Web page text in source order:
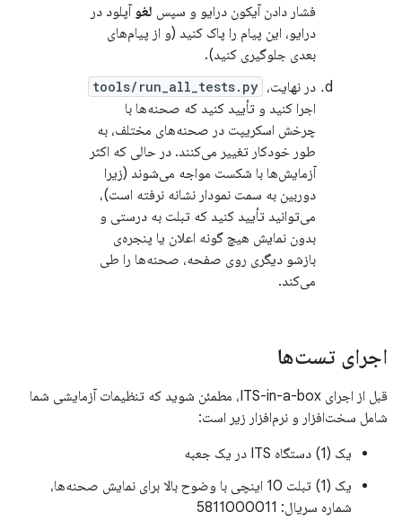
فشار دادن آیکون درایو و سپس لغو آپلود در
درایو، این پیام را پاک کنید (و از پیام‌های
بعدی جلوگیری کنید).
در نهایت، tools/run_all_tests.py
اجرا کنید و تأیید کنید که صحنه‌ها با
چرخش اسکریپت در صحنه‌های مختلف، به
طور خودکار تغییر می‌کنند. در حالی که اکثر
آزمایش‌ها با شکست مواجه می‌شوند (زیرا
دوربین به سمت نمودار نشانه نرفته است)،
می‌توانید تأیید کنید که تبلت به درستی و
بدون نمایش هیچ گونه اعلان یا پنجره‌ی
بازشو دیگری روی صفحه، صحنه‌ها را طی
می‌کند.
اجرای تست‌ها
قبل از اجرای ITS-in-a-box، مطمئن شوید که تنظیمات آزمایشی شما
شامل سخت‌افزار و نرم‌افزار زیر است:
یک (1) دستگاه ITS در یک جعبه
یک (1) تبلت 10 اینچی با وضوح بالا برای نمایش صحنه‌ها،
شماره سریال: 5811000011